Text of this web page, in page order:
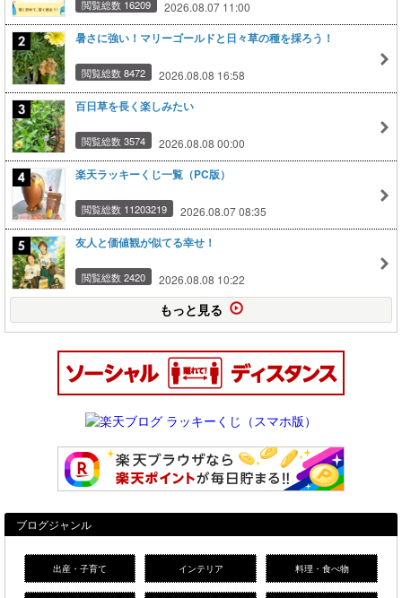
閲覧総数 16209 2026.08.07 11:00
暑さに強い！マリーゴールドと日々草の種を採ろう！
閲覧総数 8472 2026.08.08 16:58
百日草を長く楽しみたい
閲覧総数 3574 2026.08.08 00:00
楽天ラッキーくじ一覧（PC版）
閲覧総数 11203219 2026.08.07 08:35
友人と価値観が似てる幸せ！
閲覧総数 2420 2026.08.08 10:22
もっと見る
ブログジャンル
出産・子育て インテリア 料理・食べ物